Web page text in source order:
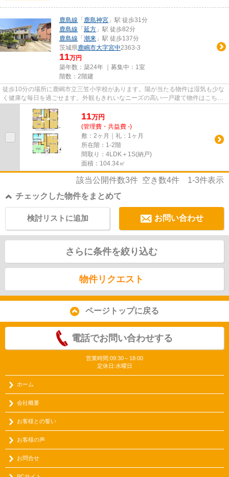
鹿島線 「 鹿島神宮 」駅 徒歩31分
鹿島線 「 延方 」駅 徒歩82分
鹿島線 「 潮来 」駅 徒歩137分
茨城県鹿嶋市大字宮中2363-3
11万円
築年数：築24年 ｜募集中： 1室
階数：2階建
徒歩10分の場所に鹿嶋市立三笠小学校があります。陽が当たる物件は湿気も少な
く健康な毎日を過ごせます。外観もきれいなニーズの高い一戸建て物件はこちら
11万円
(管理費・共益費 -)
敷：2ヶ月｜礼：1ヶ月
所在階：1-2階
間取り：4LDK＋1S(納戸)
面積：104.34㎡
該当公開件数3件 空き数4件 1-3件表示
チェックした物件をまとめて
お問い合わせ
検討リストに追加
さらに条件を絞り込む
物件リクエスト
ページトップに戻る
電話でお問い合わせする
営業時間:09:30～18:00
定休日:水曜日
ホーム
会社概要
お客様との誓い
お客様の声
お問合せ